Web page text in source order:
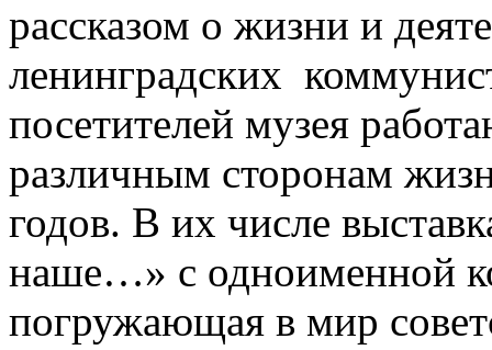
рассказом о жизни и
ленинградских
посетителей музея
различным сторонам
годов. В их числе
наше…» с одноименной
погружающая в мир